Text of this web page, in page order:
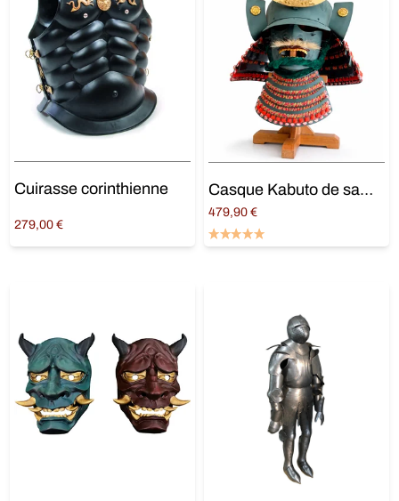
Cuirasse corinthienne
279,00 €
Ajouter au panier
Casque Kabuto de samouraï
479,90 €
Ajouter au panier